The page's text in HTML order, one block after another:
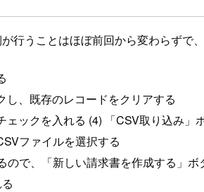
行うことはほぼ前回から変わらずで
、既存のレコードをクリアする
ックを入れる (4) 「CSV取り込み」
ファイルを選択する
で、「新しい請求書を作成する」ボ